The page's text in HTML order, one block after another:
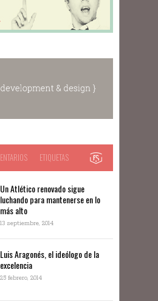
ETIQUETAS
Un Atlético renovado sigue
luchando para mantenerse en lo
más alto
13 septiembre, 2014
Luis Aragonés, el ideólogo de la
excelencia
25 febrero, 2014